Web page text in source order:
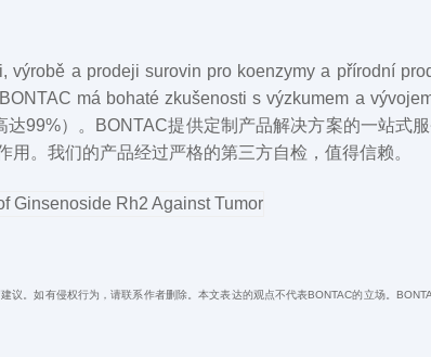
výrobě a prodeji surovin pro koenzymy a přírodní
má bohaté zkušenosti s výzkumem a
达99%）。BONTAC提供定制产品解决方案的一站式
。我们的产品经过严格的第三方自检，值得信赖。
。如有侵权行为，请联系作者删除。本文表达的观点不代表BONTAC的立场。